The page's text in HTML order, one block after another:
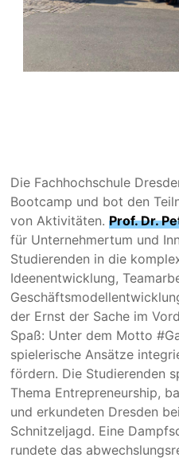
Die Fachhochschule
Bootcamp und bot den
von Aktivitäten.Prof. Dr.
für Unternehmertum und
Studierenden in die
Ideenentwicklung,
der Ernst der Sache im
Spaß: Unter dem Motto
spielerische Ansätze
fördern. Die Studierenden
Thema Entrepreneurship,
und erkundeten Dresden
Schnitzeljagd. Eine
rundete das